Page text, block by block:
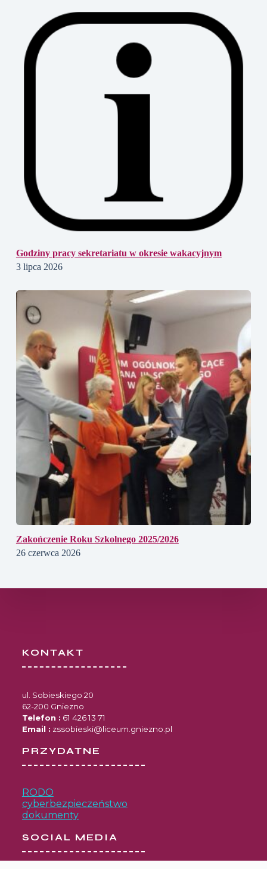
Godziny pracy sekretariatu w okresie wakacyjnym
3 lipca 2026
Zakończenie Roku Szkolnego 2025/2026
26 czerwca 2026
KONTAKT
ul. Sobieskiego 20
62-200 Gniezno
Telefon : 61 426 13 71
Email : zssobieski@liceum.gniezno.pl
PRZYDATNE
RODO
cyberbezpieczeństwo
dokumenty
SOCIAL MEDIA